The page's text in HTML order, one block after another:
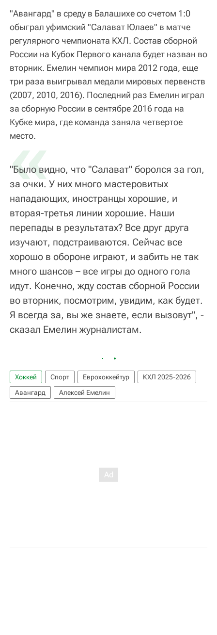
"Авангард" в среду в Балашихе со счетом 1:0
обыграл уфимский "Салават Юлаев" в матче
регулярного чемпионата КХЛ. Состав сборной
России на Кубок Первого канала будет назван во
вторник. Емелин чемпион мира 2012 года, еще
три раза выигрывал медали мировых первенств
(2007, 2010, 2016). Последний раз Емелин играл
за сборную России в сентябре 2016 года на
Кубке мира, где команда заняла четвертое
место.
«
"Было видно, что "Салават" боролся за гол,
за очки. У них много мастеровитых
нападающих, иностранцы хорошие, и
вторая-третья линии хорошие. Наши
перепады в результатах? Все друг друга
изучают, подстраиваются. Сейчас все
хорошо в обороне играют, и забить не так
много шансов – все игры до одного гола
идут. Конечно, жду состав сборной России
во вторник, посмотрим, увидим, как будет.
Я всегда за, вы же знаете, если вызовут", -
сказал Емелин журналистам.
Хоккей Спорт Еврохоккейтур
КХЛ 2025-2026
Авангард
Алексей Емелин